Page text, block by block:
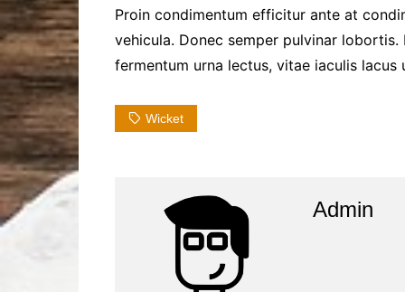
Proin condimentum efficitur ante at
vehicula. Donec semper pulvinar
fermentum urna lectus, vitae iaculis lacus
Wicket
Admin